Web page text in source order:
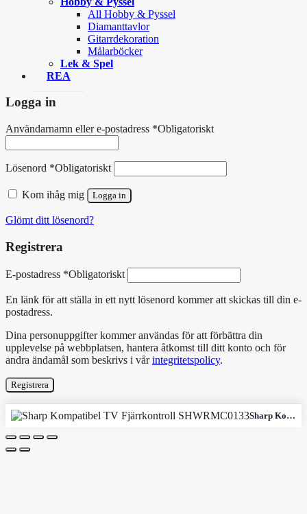
All Hobby & Pyssel
Diamanttavlor
Gitarrdekoration
Målarböcker
Lek & Spel
REA
Logga in
Användarnamn eller e-postadress *Obligatoriskt
Lösenord *Obligatoriskt
Kom ihåg mig Logga in
Glömt ditt lösenord?
Registrera
E-postadress *Obligatoriskt
En länk för att ställa in ett nytt lösenord kommer att skickas till din e-
postadress.
Dina personuppgifter kommer användas för att förbättra din
upplevelse på webbplatsen, hantera åtkomst till ditt konto och för
andra ändamål som beskrivs i vårintegritetspolicy.
Registrera
Sharp Kompatibel TV Fjärrkontroll SHWRMC0133